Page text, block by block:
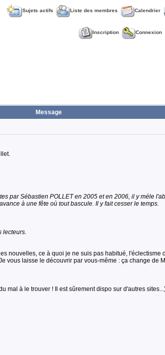
Sujets actifs Liste des membres Calendrier
Inscription Connexion
Message
par Sébastien POLLET en 2005 et en 2006, il y méle
à une fête où tout bascule. Il y fait cesser le temps.
lecteurs.
nouvelles, ce à quoi je ne suis pas habitué,
vous laisse le découvrir par vous-même : ça change de
mal à le trouver ! Il est sûrement dispo sur d'autres